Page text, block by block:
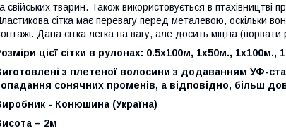
свійських тварин. Також використовується в птахівництві
сітка має перевагу перед металевою, оскільки
Дана сітка легка на вагу, але досить міцна
цієї сітки в рулонах: 0.5х100м, 1х50м., 1х100м.,
з плетеної волосини з додаванням УФ-
сонячних променів, а відповідно, більш
- Конюшина (Україна)
– 2м